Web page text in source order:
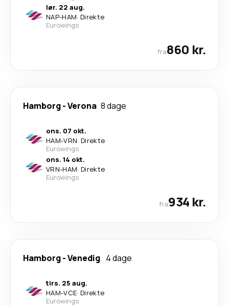
lør. 22 aug.
NAP-HAM· Direkte
Eurowings
fra860 kr.
Hamborg-Verona 8 dage
ons. 07 okt.
HAM-VRN· Direkte
Eurowings
ons. 14 okt.
VRN-HAM· Direkte
Eurowings
fra934 kr.
Hamborg-Venedig 4 dage
tirs. 25 aug.
HAM-VCE· Direkte
Eurowings